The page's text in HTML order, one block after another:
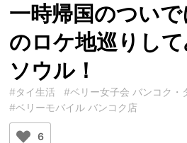
一時帰国のつい
のロケ地巡りし
ソウル！
#タイ生活
#ベリー女子会 バンコク・
#ベリーモバイル バンコク店
6